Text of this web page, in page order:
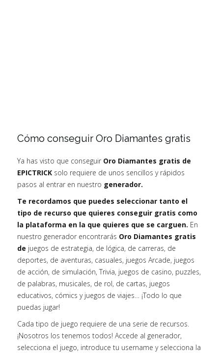
Cómo conseguir Oro Diamantes gratis
Ya has visto que conseguir Oro Diamantes gratis de
EPICTRICK solo requiere de unos sencillos y rápidos
pasos al entrar en nuestro generador.
Te recordamos que puedes seleccionar tanto el
tipo de recurso que quieres conseguir gratis como
la plataforma en la que quieres que se carguen. En
nuestro generador encontrarás Oro Diamantes gratis
de juegos de estrategia, de lógica, de carreras, de
deportes, de aventuras, casuales, juegos Arcade, juegos
de acción, de simulación, Trivia, juegos de casino, puzzles,
de palabras, musicales, de rol, de cartas, juegos
educativos, cómics y juegos de viajes… ¡Todo lo que
puedas jugar!
Cada tipo de juego requiere de una serie de recursos.
¡Nosotros los tenemos todos! Accede al generador,
selecciona el juego, introduce tu username y selecciona la